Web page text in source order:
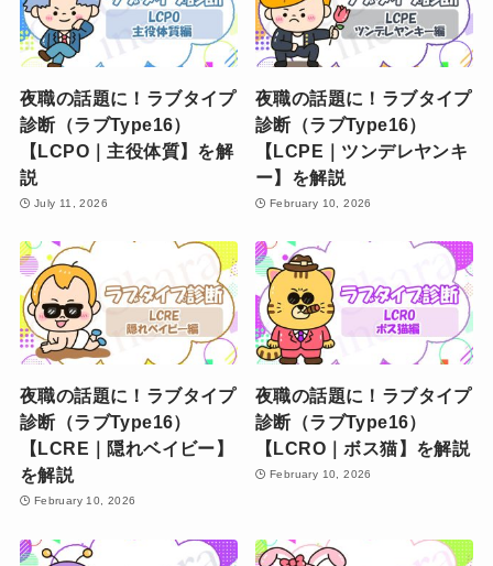
夜職の話題に！ラブタイプ
診断（ラブType16）
【LCPO｜主役体質】を解
説
July 11, 2026
夜職の話題に！ラブタイプ
診断（ラブType16）
【LCPE｜ツンデレヤンキ
ー】を解説
February 10, 2026
夜職の話題に！ラブタイプ
診断（ラブType16）
【LCRE｜隠れベイビー】
を解説
February 10, 2026
夜職の話題に！ラブタイプ
診断（ラブType16）
【LCRO｜ボス猫】を解説
February 10, 2026